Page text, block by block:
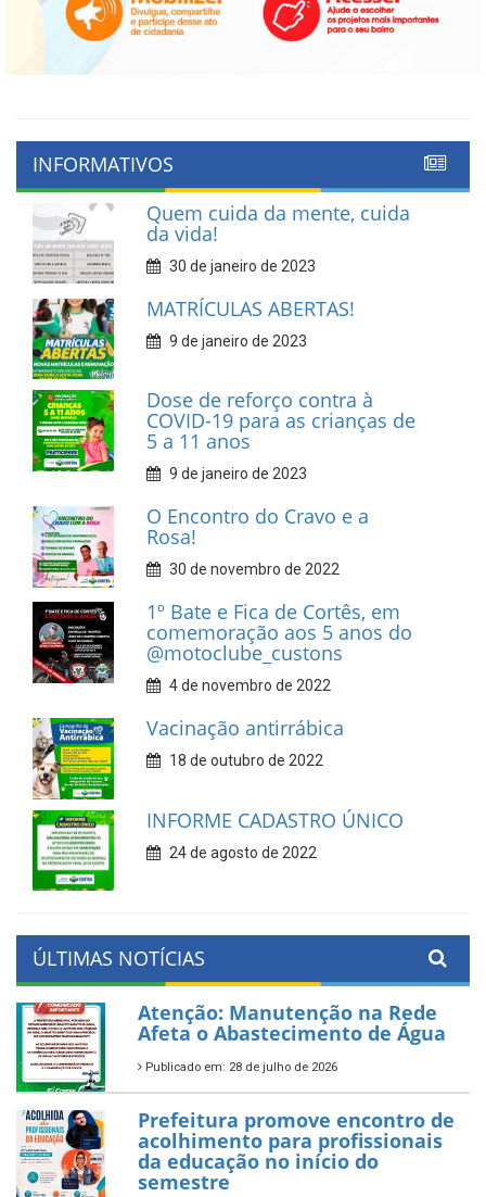
INFORMATIVOS
Quem cuida da mente, cuida
da vida!
30 de janeiro de 2023
MATRÍCULAS ABERTAS!
9 de janeiro de 2023
Dose de reforço contra à
COVID-19 para as crianças de
5 a 11 anos
9 de janeiro de 2023
O Encontro do Cravo e a
Rosa!
30 de novembro de 2022
1º Bate e Fica de Cortês, em
comemoração aos 5 anos do
@motoclube_custons
4 de novembro de 2022
Vacinação antirrábica
18 de outubro de 2022
INFORME CADASTRO ÚNICO
24 de agosto de 2022
ÚLTIMAS NOTÍCIAS
Atenção: Manutenção na Rede
Afeta o Abastecimento de Água
Publicado em: 28 de julho de 2026
Prefeitura promove encontro de
acolhimento para profissionais
da educação no início do
semestre